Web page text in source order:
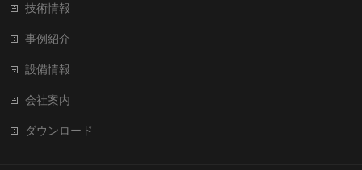
技術情報
事例紹介
設備情報
会社案内
ダウンロード